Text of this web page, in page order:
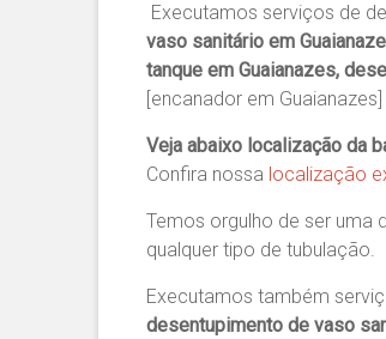
Executamos serviços de
vaso sanitário em
tanque em Guaianazes,
[encanador em
Veja abaixo localização da
Confira nossa localização
Temos orgulho de ser uma
qualquer tipo de tubulação.
Executamos também
desentupimento de vaso